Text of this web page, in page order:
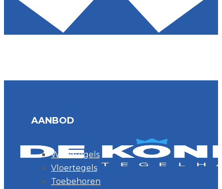
AANBOD
Wandtegels
Vloertegels
Toebehoren